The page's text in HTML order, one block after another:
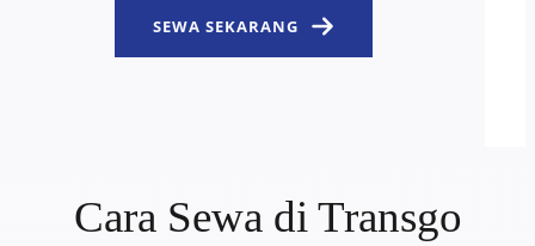
SEWA SEKARANG
Cara Sewa di Transgo